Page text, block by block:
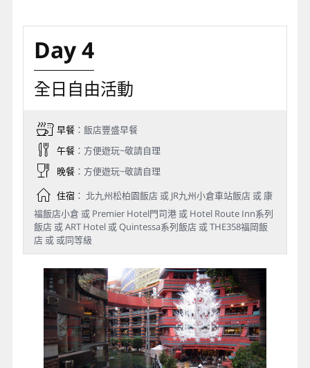
Day 4
全日自由活動
早餐：飯店豐盛早餐
午餐：方便遊玩~敬請自理
晚餐：方便遊玩~敬請自理
住宿： 北九州松柏園飯店 或 JR九州小倉車站飯店 或 康
福飯店小倉 或 Premier Hotel門司港 或 Hotel Route Inn系列
飯店 或 ART Hotel 或 Quintessa系列飯店 或 THE358福岡飯
店 或 或同等級